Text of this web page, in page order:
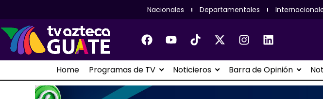
Nacionales Departamentales
Home Programas de TV Noticieros Barra de Opinión